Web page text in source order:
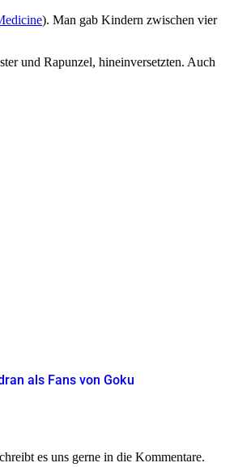
). Man gab Kindern zwischen vier
und Rapunzel, hineinversetzten. Auch
als Fans von Goku
es uns gerne in die Kommentare.